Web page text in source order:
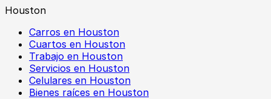
Houston
Carros en Houston
Cuartos en Houston
Trabajo en Houston
Servicios en Houston
Celulares en Houston
Bienes raíces en Houston